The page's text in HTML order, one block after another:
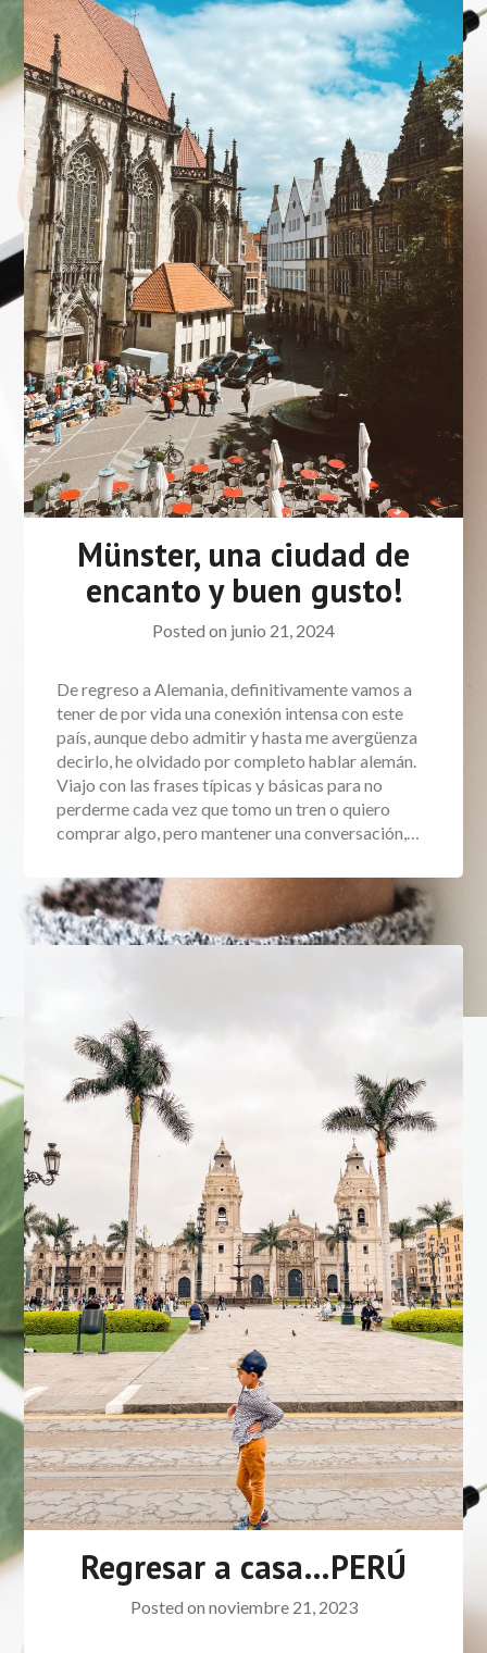
Münster, una ciudad de
encanto y buen gusto!
Posted on junio 21, 2024
De regreso a Alemania, definitivamente vamos a
tener de por vida una conexión intensa con este
país, aunque debo admitir y hasta me avergüenza
decirlo, he olvidado por completo hablar alemán.
Viajo con las frases típicas y básicas para no
perderme cada vez que tomo un tren o quiero
comprar algo, pero mantener una conversación,…
Regresar a casa…PERÚ
Posted on noviembre 21, 2023